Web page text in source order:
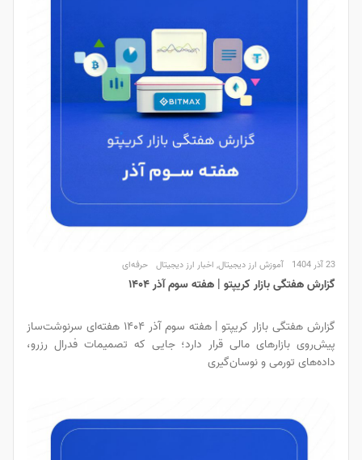
23 آذر 1404 آموزش ارز دیجیتال, اخبار ارز دیجیتال حرفه‌ای
گزارش هفتگی بازار کریپتو | هفته سوم آذر ۱۴۰۴
گزارش هفتگی بازار کریپتو | هفته سوم آذر ۱۴۰۴ هفته‌ای سرنوشت‌ساز
پیش‌روی بازارهای مالی قرار دارد؛ جایی که تصمیمات فدرال رزرو،
داده‌های تورمی و نوسان‌گیری